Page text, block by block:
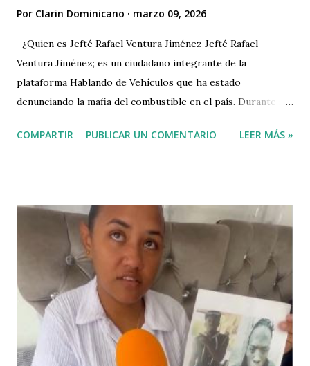
Por Clarin Dominicano marzo 09, 2026
¿Quien es Jefté Rafael Ventura Jiménez Jefté Rafael
Ventura Jiménez; es un ciudadano integrante de la
plataforma Hablando de Vehículos que ha estado
denunciando la mafia del combustible en el país. Durante su
irregularidades en el octanaje del combustible que venden
combustible que se venden en las distintas gasolineras es
un grave delito no solo porque viola los estatutos de pro
cosumidor, sino por poner en peligo las vidas de las
personas al causar daños a sus vehículos y a su economía,
todo indica que es todo lo contrario, porque a quien se le
ha aplicado todo el peso de la ley es a él y no a los
infractores que venten el combustble malo. No ha sido solo
una persecusión a nivel judicial; incluso, el señor Ventura ha
COMPARTIR PUBLICAR UN COMENTARIO LEER MÁS »